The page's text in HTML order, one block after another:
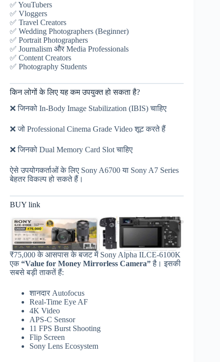
✅ YouTubers
✅ Vloggers
✅ Travel Creators
✅ Wedding Photographers (Beginner)
✅ Portrait Photographers
✅ Journalism और Media Professionals
✅ Content Creators
✅ Photography Students
किन लोगों के लिए यह कम उपयुक्त हो सकता है?
❌ जिनको In-Body Image Stabilization (IBIS) चाहिए
❌ जो Professional Cinema Grade Video शूट करते हैं
❌ जिनको Dual Memory Card Slot चाहिए
ऐसे उपयोगकर्ताओं के लिए Sony A6700 या Sony A7 Series
बेहतर विकल्प हो सकते हैं।
BUY link
₹75,000 के आसपास के बजट में Sony Alpha ILCE-6100K
एक “Value for Money Mirrorless Camera”है। इसकी
सबसे बड़ी ताकतें हैं:
शानदार Autofocus
Real-Time Eye AF
4K Video
APS-C Sensor
11 FPS Burst Shooting
Flip Screen
Sony Lens Ecosystem